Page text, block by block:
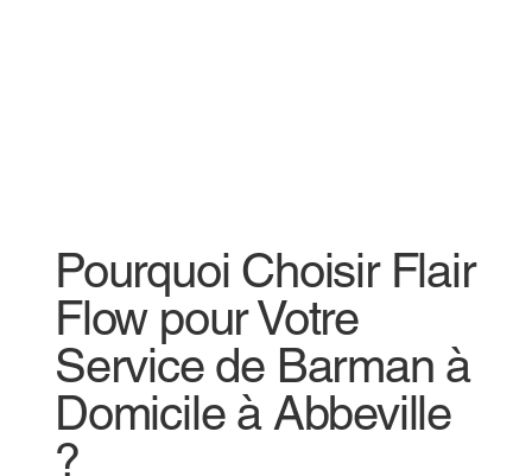
Pourquoi Choisir Flair
Flow pour Votre
Service de Barman à
Domicile à Abbeville
?